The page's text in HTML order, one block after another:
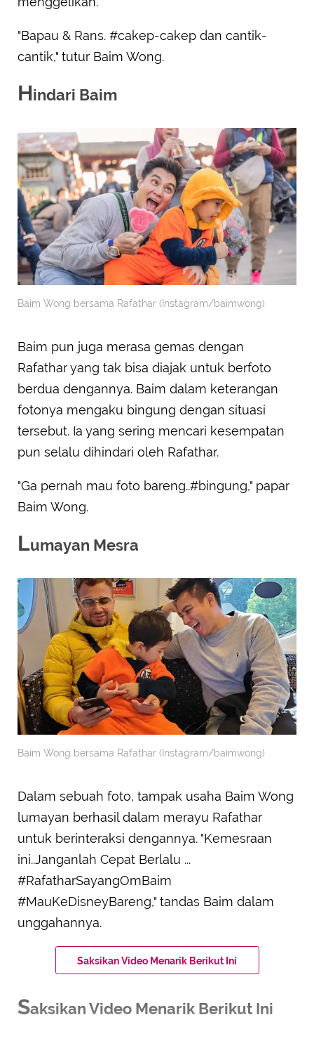
"Bapau & Rans. #cakep-cakep dan cantik-
cantik," tutur Baim Wong.
Hindari Baim
Baim Wong bersama Rafathar (Instagram/baimwong)
Baim pun juga merasa gemas dengan
Rafathar yang tak bisa diajak untuk berfoto
berdua dengannya. Baim dalam keterangan
fotonya mengaku bingung dengan situasi
tersebut. Ia yang sering mencari kesempatan
pun selalu dihindari oleh Rafathar.
"Ga pernah mau foto bareng..#bingung," papar
Baim Wong.
Lumayan Mesra
Baim Wong bersama Rafathar (Instagram/baimwong)
Dalam sebuah foto, tampak usaha Baim Wong
lumayan berhasil dalam merayu Rafathar
untuk berinteraksi dengannya. "Kemesraan
ini..Janganlah Cepat Berlalu ...
#RafatharSayangOmBaim
#MauKeDisneyBareng," tandas Baim dalam
unggahannya.
Saksikan Video Menarik Berikut Ini
Saksikan Video Menarik Berikut Ini